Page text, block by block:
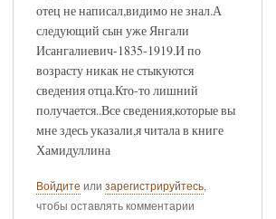
отец не написал,видимо не знал.А
следующий сын уже Янгали
Исангалиевич-1835-1919.И по
возрасту никак не стыкуются
сведения отца.Кто-то лишний
получается..Все сведения,которые вы
мне здесь указали,я читала в книге
Хамидуллина
Войдите или зарегистрируйтесь,
чтобы оставлять комментарии